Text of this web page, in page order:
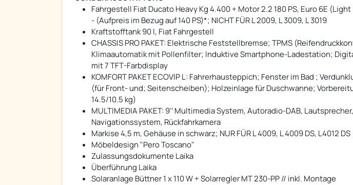
Fahrgestell Fiat Ducato Heavy Kg 4.400 + Motor 2.2 180 PS, Euro 6E
- (Aufpreis im Bezug auf 140 PS)*; NICHT FÜR L 2009, L 3009, L 3019
Kraftstofftank 90 l, Fiat Fahrgestell
CHASSIS PRO PAKET: Elektrische Feststellbremse; TPMS
Klimaautomatik mit Pollenfilter; Induktive Smartphone-Ladestation;
mit 7 TFT-Farbdisplay
KOMFORT PAKET ECOVIP L: Fahrerhausteppich; Fenster im Bad ;
(für Front- und; Seitenscheiben); Holzeinlage für Duschwanne;
14.5/10.5 kg)
MULTIMEDIA PAKET: 9’’ Multimedia System, Autoradio-DAB,
Navigationssystem, Rückfahrkamera
Markise 4,5 m, Gehäuse in schwarz; NUR FÜR L 4009, L 4009 DS, L4012 DS
Möbeldesign "Pero Toscano"
Zulassungsdokumente Laika
Überführung Laika
Solaranlage Büttner 1 x 110 W + Solarregler MT 230-PP // inkl. Montage